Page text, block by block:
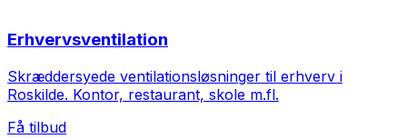
Erhvervsventilation
Skræddersyede ventilationsløsninger til erhverv i
Roskilde. Kontor, restaurant, skole m.fl.
Få tilbud